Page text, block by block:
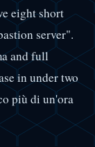
eight short
server".
and full
in under two
più di un'ora